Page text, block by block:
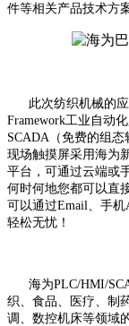
件等相关产品技术方
此次纺织机械的应
Framework工业自动
SCADA（免费的组态
现场触摸屏采用海为
平台，可通过云端或
何时何地您都可以直
可以通过Email、手
轻松无忧！
海为PLC/HMI/
织、食品、医疗、制
调、数控机床等领域